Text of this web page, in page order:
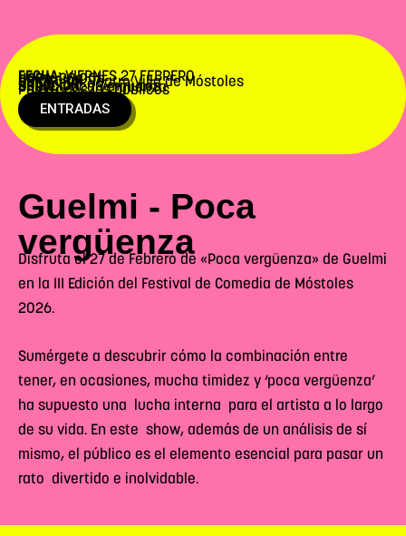
FECHA:VIERNES 27 FEBRERO
HORA:20:00h
UBICACIÓN:Teatro Villa de Móstoles
DURACIÓN:90 minutos
SHOW:Poca vergüenza
Para todos los públicos
ENTRADAS
Guelmi - Poca
vergüenza
Disfruta el 27 de Febrero de «Poca vergüenza» de Guelmi
en la III Edición del Festival de Comedia de Móstoles
2026.
Sumérgete a descubrir cómo la combinación entre
tener, en ocasiones, mucha timidez y ‘poca vergüenza’
ha supuesto una lucha interna para el artista a lo largo
de su vida. En este show, además de un análisis de sí
mismo, el público es el elemento esencial para pasar un
rato divertido e inolvidable.